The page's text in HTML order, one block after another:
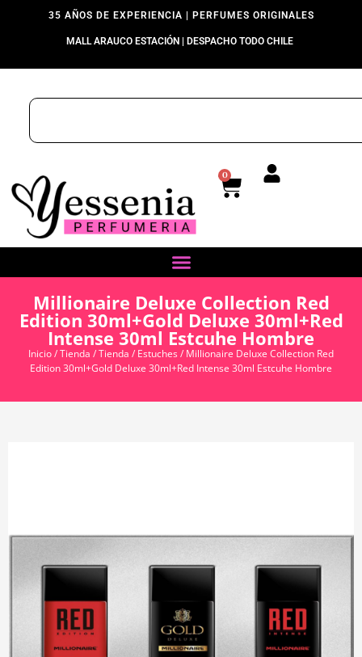
35 AÑOS DE EXPERIENCIA | PERFUMES ORIGINALES
MALL ARAUCO ESTACIÓN | DESPACHO TODO CHILE
0
Millionaire Deluxe Collection Red
Edition 30ml+Gold Deluxe 30ml+Red
Intense 30ml Estcuhe Hombre
Inicio/Tienda /Tienda / Estuches/ Millionaire Deluxe Collection Red
Edition 30ml+Gold Deluxe 30ml+Red Intense 30ml Estcuhe Hombre